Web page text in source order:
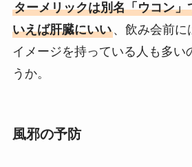
ターメリックは別名「ウコン」
いえば肝臓にいい、飲み会前に
イメージを持っている人も多い
うか。
風邪の予防